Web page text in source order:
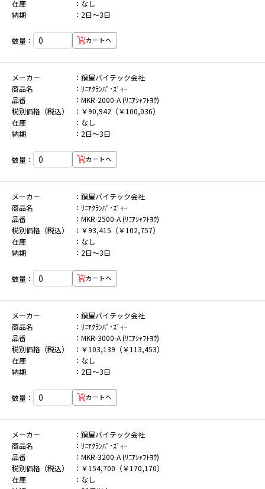
在庫
なし
納期
2日～3日
数量： カートへ
メーカー
鍋屋バイテック会社
商品名
ﾘﾆｱｸﾗﾝﾊﾟ･ｽﾞｨｰ
品番
MKR-2000-A (ﾘﾆｱｼｬﾌﾄﾖｳ)
税別価格（税込）
￥90,942（￥100,036）
在庫
なし
納期
2日～3日
数量： カートへ
メーカー
鍋屋バイテック会社
商品名
ﾘﾆｱｸﾗﾝﾊﾟ･ｽﾞｨｰ
品番
MKR-2500-A (ﾘﾆｱｼｬﾌﾄﾖｳ)
税別価格（税込）
￥93,415（￥102,757）
在庫
なし
納期
2日～3日
数量： カートへ
メーカー
鍋屋バイテック会社
商品名
ﾘﾆｱｸﾗﾝﾊﾟ･ｽﾞｨｰ
品番
MKR-3000-A (ﾘﾆｱｼｬﾌﾄﾖｳ)
税別価格（税込）
￥103,139（￥113,453）
在庫
なし
納期
2日～3日
数量： カートへ
メーカー
鍋屋バイテック会社
商品名
ﾘﾆｱｸﾗﾝﾊﾟ･ｽﾞｨｰ
品番
MKR-3200-A (ﾘﾆｱｼｬﾌﾄﾖｳ)
税別価格（税込）
￥154,700（￥170,170）
在庫
なし